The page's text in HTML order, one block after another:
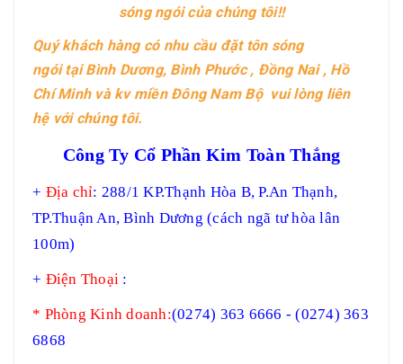
sóng ngói của chúng tôi!!
Quý khách hàng có nhu cầu đặt tôn sóng
ngói tại Bình Dương, Bình Phước , Đồng Nai , Hồ
Chí Minh và kv miền Đông Nam Bộ vui lòng liên
hệ với chúng tôi.
Công Ty Cổ Phần Kim Toàn Thắng
+ Địa chỉ: 288/1 KP.Thạnh Hòa B, P.An Thạnh,
TP.Thuận An, Bình Dương (cách ngã tư hòa lân
100m)
+ Điện Thoại :
* Phòng Kinh doanh:(0274) 363 6666 - (0274) 363
6868